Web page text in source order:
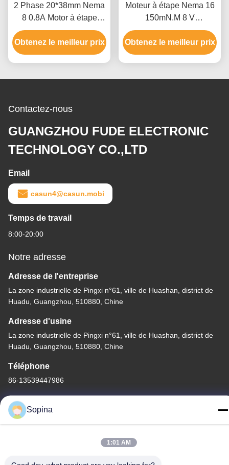
2 Phase 20*38mm Nema
8 0.8A Motor à étape
bipolaire personnalisé
pour une mini-lampe
tournante
Obtenez le meilleur prix
Moteur à étape Nema 16
150mN.M 8 V
Multicouche pour appareil
médical
Obtenez le meilleur prix
Contactez-nous
GUANGZHOU FUDE ELECTRONIC
TECHNOLOGY CO.,LTD
Email
casun4@casun.mobi
Temps de travail
8:00-20:00
Notre adresse
Adresse de l'entreprise
La zone industrielle de Pingxi n°61, ville de Huashan, district de
Huadu, Guangzhou, 510880, Chine
Adresse d'usine
La zone industrielle de Pingxi n°61, ville de Huashan, district de
Huadu, Guangzhou, 510880, Chine
Téléphone
86-13539447986
Bonne qualité de la Chine moteur pas à pas hybride Fournisseur.
Sopina
1:01 AM